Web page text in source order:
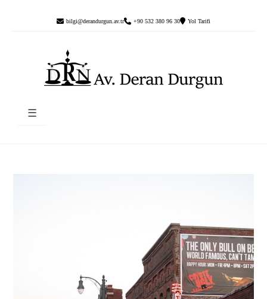
bilgi@derandurgun.av.tr +90 532 380 96 30 Yol Tarifi
☰